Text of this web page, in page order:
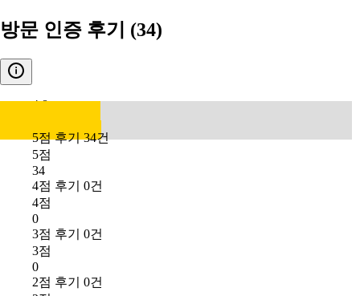
방문 인증 후기 (34)
4.8
5점 후기 34건
5점
34
4점 후기 0건
4점
0
3점 후기 0건
3점
0
2점 후기 0건